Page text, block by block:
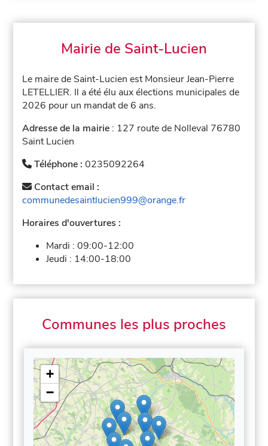
Mairie de Saint-Lucien
Le maire de Saint-Lucien est Monsieur Jean-Pierre
LETELLIER. Il a été élu aux élections municipales de
2026 pour un mandat de 6 ans.
Adresse de la mairie : 127 route de Nolleval 76780
Saint Lucien
Téléphone :0235092264
Contact email :
communedesaintlucien999@orange.fr
Horaires d'ouvertures :
Mardi :09:00-12:00
Jeudi : 14:00-18:00
Communes les plus proches
+
−